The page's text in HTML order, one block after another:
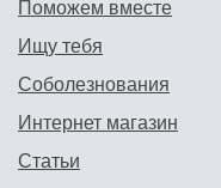
Поможем вместе
Ищу тебя
Соболезнования
Интернет магазин
Статьи